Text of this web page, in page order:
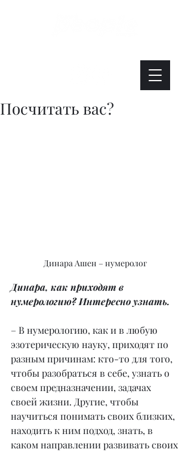
Посчитать вас?
Динара Ашен – нумеролог
Динара, как приходят в
нумерологию? Интересно узнать.
– В нумерологию, как и в любую
эзотерическую науку, приходят по
разным причинам: кто-то для того,
чтобы разобраться в себе, узнать о
своем предназначении, задачах
своей жизни. Другие, чтобы
научиться понимать своих близких,
находить к ним подход, знать, в
каком направлении развивать своих